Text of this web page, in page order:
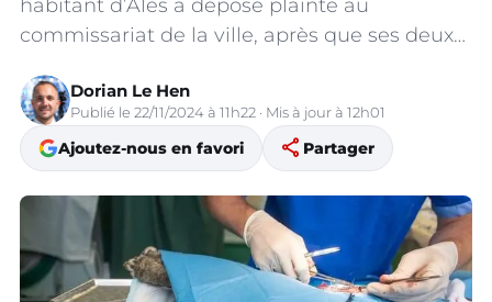
habitant d’Alès a déposé plainte au
commissariat de la ville, après que ses deux…
Dorian Le Hen
Publié le 22/11/2024 à 11h22 · Mis à jour à 12h01
Ajoutez-nous en favori share Partager